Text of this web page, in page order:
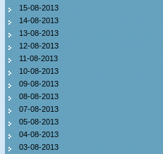
15-08-2013
14-08-2013
13-08-2013
12-08-2013
11-08-2013
10-08-2013
09-08-2013
08-08-2013
07-08-2013
05-08-2013
04-08-2013
03-08-2013